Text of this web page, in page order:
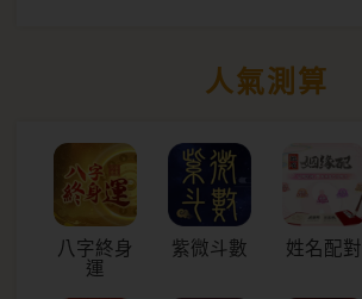
人氣測算
八字終身
運
紫微斗數 姓名配對